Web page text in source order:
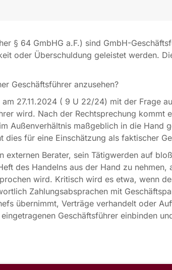
§ 64 GmbHG a.F.) sind GmbH-
oder Überschuldung geleistet werden.
Geschäftsführer anzusehen?
27.11.2024 ( 9 U 22/24) mit der Frage
wird. Nach der Rechtsprechung kommt
Außenverhältnis maßgeblich in die
dies für eine Einschätzung als faktischer
externen Berater, sein Tätigwerden auf
des Handelns aus der Hand zu
wird. Kritisch wird es etwa, wenn
Zahlungsabsprachen mit
übernimmt, Verträge verhandelt oder
Geschäftsführer einbinden